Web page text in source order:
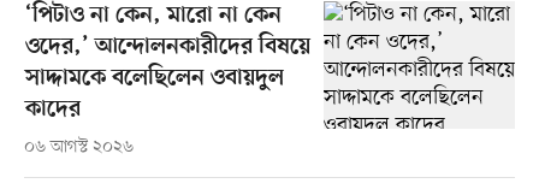
‘পিটাও না কেন, মারো না কেন
ওদের,’ আন্দোলনকারীদের বিষয়ে
সাদ্দামকে বলেছিলেন ওবায়দুল
কাদের
০৬ আগস্ট ২০২৬